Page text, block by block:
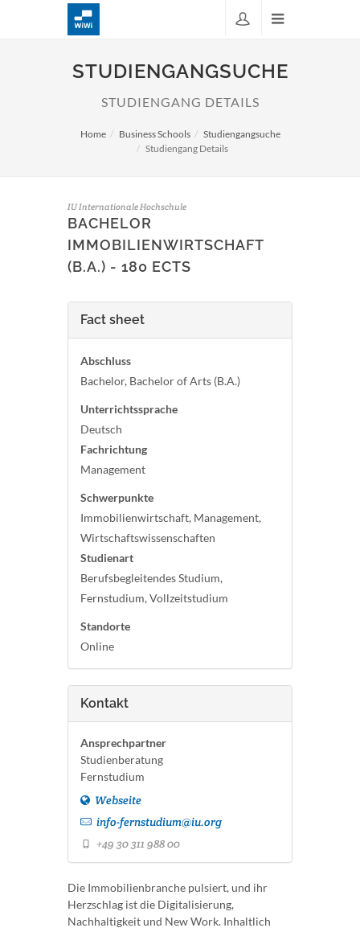
STUDIENGANGSUCHE
STUDIENGANG DETAILS
Home Business Schools
Studiengangsuche
Studiengang Details
IU Internationale Hochschule
BACHELOR
IMMOBILIENWIRTSCHAFT
(B.A.) - 180 ECTS
Fact sheet
Abschluss
Bachelor, Bachelor of Arts (B.A.)
Unterrichtssprache
Deutsch
Fachrichtung
Management
Schwerpunkte
Immobilienwirtschaft, Management,
Wirtschaftswissenschaften
Studienart
Berufsbegleitendes Studium,
Fernstudium, Vollzeitstudium
Standorte
Online
Kontakt
Ansprechpartner
Studienberatung
Fernstudium
Webseite
info-fernstudium@iu.org
+49 30 311 988 00
Die Immobilienbranche pulsiert, und ihr
Herzschlag ist die Digitalisierung,
Nachhaltigkeit und New Work. Inhaltlich